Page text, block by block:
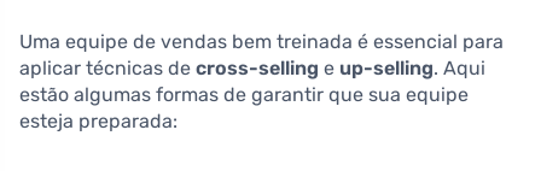
Uma equipe de vendas bem treinada é essencial para
aplicar técnicas de cross-selling e up-selling. Aqui
estão algumas formas de garantir que sua equipe
esteja preparada: